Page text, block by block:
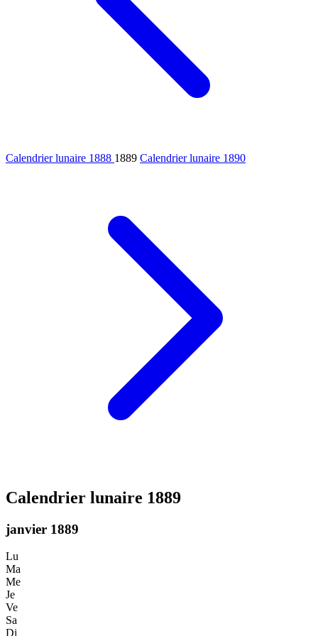
Calendrier lunaire 1888 1889 Calendrier lunaire 1890
Calendrier lunaire 1889
janvier 1889
Lu
Ma
Me
Je
Ve
Sa
Di